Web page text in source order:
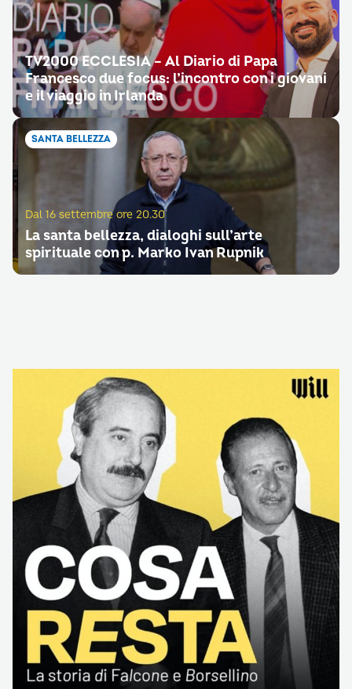
TV2000 ECCLESIA – Al Diario di Papa
Francesco due focus: l’incontro con i giovani
e il viaggio in Irlanda
SANTA BELLEZZA
Dal 16 settembre ore 20.30
La santa bellezza, dialoghi sull’arte
spirituale con p. Marko Ivan Rupnik